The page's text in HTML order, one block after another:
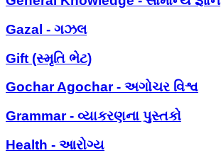
Gazal - ગઝલ
Gift (સ્મૃતિ ભેટ)
Gochar Agochar - અગોચર વિશ્વ
Grammar - વ્યાકરણના પુસ્તકો
Health - આરોગ્ય